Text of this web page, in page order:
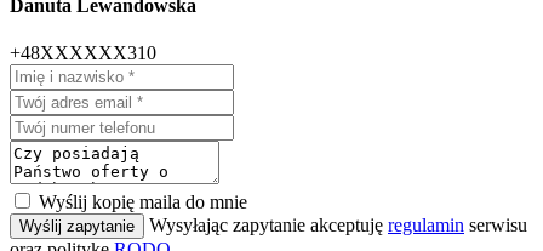
Danuta Lewandowska
+48XXXXXX310
Wyślij kopię maila do mnie
Wyślij zapytanie Wysyłając zapytanie akceptuję regulamin serwisu